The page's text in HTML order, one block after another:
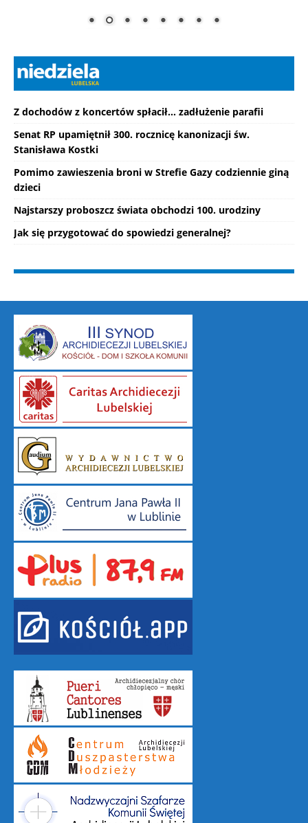
Z dochodów z koncertów spłacił... zadłużenie parafii
Senat RP upamiętnił 300. rocznicę kanonizacji św.
Stanisława Kostki
Pomimo zawieszenia broni w Strefie Gazy codziennie giną
dzieci
Najstarszy proboszcz świata obchodzi 100. urodziny
Jak się przygotować do spowiedzi generalnej?